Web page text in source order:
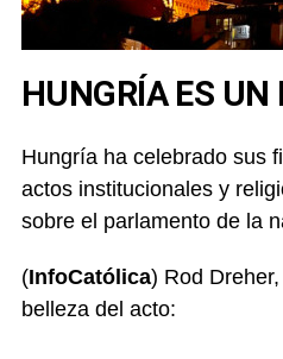
HUNGRÍA ES UN
Hungría ha celebrado sus
actos institucionales y
sobre el parlamento de la
(InfoCatólica) Rod
belleza del acto: